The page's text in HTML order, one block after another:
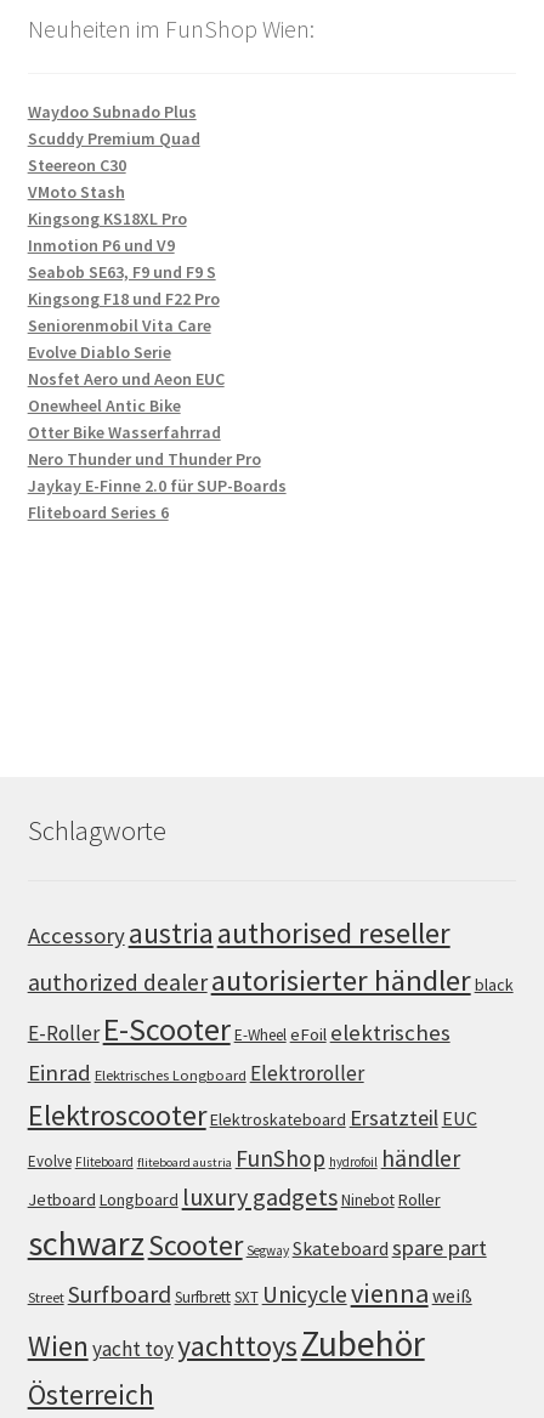
Neuheiten im FunShop Wien:
Waydoo Subnado Plus
Scuddy Premium Quad
Steereon C30
VMoto Stash
Kingsong KS18XL Pro
Inmotion P6 und V9
Seabob SE63, F9 und F9 S
Kingsong F18 und F22 Pro
Seniorenmobil Vita Care
Evolve Diablo Serie
Nosfet Aero und Aeon EUC
Onewheel Antic Bike
Otter Bike Wasserfahrrad
Nero Thunder und Thunder Pro
Jaykay E-Finne 2.0 für SUP-Boards
Fliteboard Series 6
Schlagworte
Accessoryaustria authorised reseller
authorized dealerautorisierter händlerblack
E-Roller E-ScooterE-WheeleFoil elektrisches
Einrad Elektrisches Longboard Elektroroller
ElektroscooterElektroskateboard Ersatzteil EUC
Evolve Fliteboard fliteboard austria FunShop hydrofoil händler
Jetboard Longboard luxury gadgetsNinebotRoller
schwarzScooter Segway Skateboard spare part
Street Surfboard SurfbrettSXT Unicyclevienna weiß
Wien yacht toyyachttoysZubehör
Österreich